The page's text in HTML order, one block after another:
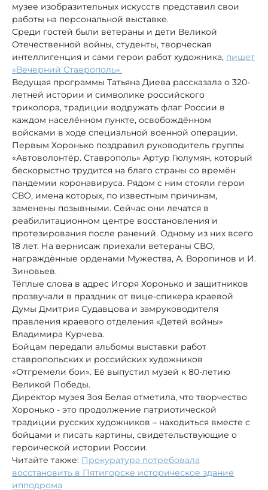
музее изобразительных искусств представил свои
работы на персональной выставке.
Среди гостей были ветераны и дети Великой
Отечественной войны, студенты, творческая
интеллигенция и сами герои работ художника, пишет
«Вечерний Ставрополь».
Ведущая программы Татьяна Диева рассказала о 320-
летней истории и символике российского
триколора, традиции водружать флаг России в
каждом населённом пункте, освобождённом
войсками в ходе специальной военной операции.
Первым Хоронько поздравил руководитель группы
«Автоволонтёр. Ставрополь» Артур Гюлумян, который
бескорыстно трудится на благо страны со времён
пандемии коронавируса. Рядом с ним стояли герои
СВО, имена которых, по известным причинам,
заменены позывными. Сейчас они лечатся в
реабилитационном центре восстановления и
протезирования после ранений. Одному из них всего
18 лет. На вернисаж приехали ветераны СВО,
награждённые орденами Мужества, А. Воропинов и И.
Зиновьев.
Тёплые слова в адрес Игоря Хоронько и защитников
прозвучали в праздник от вице-спикера краевой
Думы Дмитрия Судавцова и замруководителя
правления краевого отделения «Детей войны»
Владимира Курчева.
Бойцам передали альбомы выставки работ
ставропольских и российских художников
«Отгремели бои». Её выпустил музей к 80-летию
Великой Победы.
Директор музея Зоя Белая отметила, что творчество
Хоронько - это продолжение патриотической
традиции русских художников – находиться вместе с
бойцами и писать картины, свидетельствующие о
героической истории России.
Читайте также: Прокуратура потребовала
восстановить в Пятигорске историческое здание
ипподрома